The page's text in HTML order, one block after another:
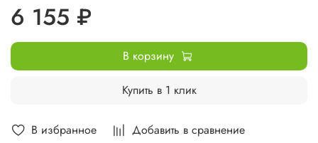
В избранное Добавить в сравнение
6 155 ₽
В корзину
Купить в 1 клик